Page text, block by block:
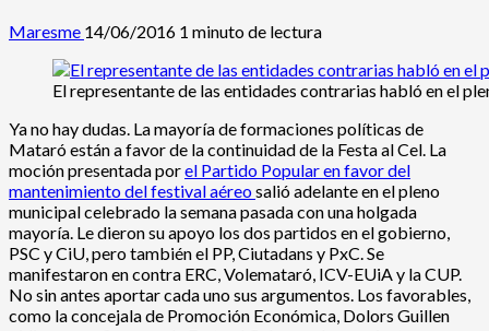
Maresme 14/06/2016 1 minuto de lectura
El representante de las entidades contrarias habló en el
Ya no hay dudas. La mayoría de formaciones políticas de
Mataró están a favor de la continuidad de la Festa al Cel. La
moción presentada porel Partido Popular en favor del
mantenimiento del festival aéreosalió adelante en el pleno
municipal celebrado la semana pasada con una holgada
mayoría. Le dieron su apoyo los dos partidos en el gobierno,
PSC y CiU, pero también el PP, Ciutadans y PxC. Se
manifestaron en contra ERC, Volemataró, ICV-EUiA y la CUP.
No sin antes aportar cada uno sus argumentos. Los favorables,
como la concejala de Promoción Económica, Dolors Guillen